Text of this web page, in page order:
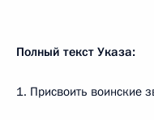
Полный текст Указа:
1. Присвоить воинские